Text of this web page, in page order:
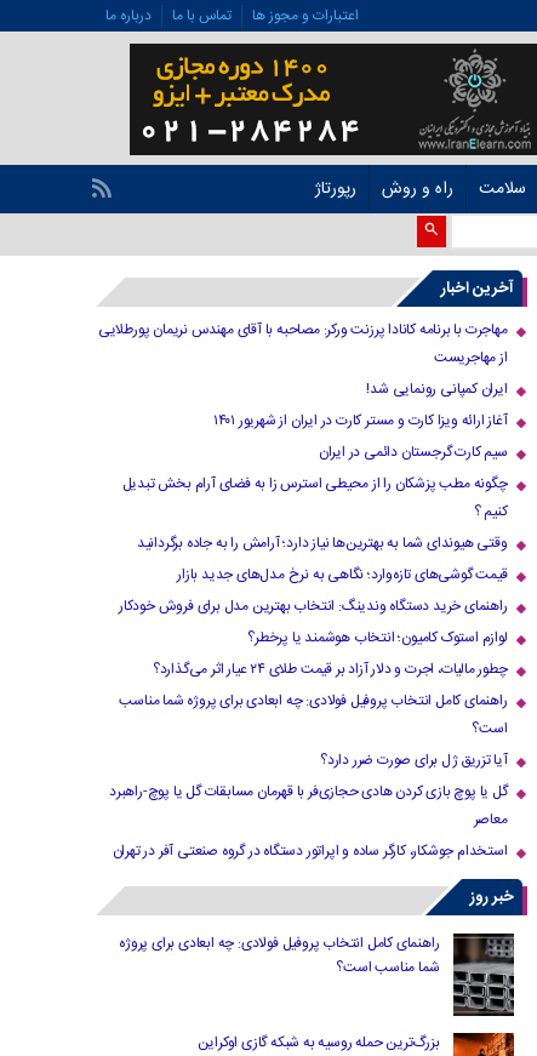
اعتبارات و مجوز ها تماس با ما درباره ما
سلامت راه و روش رپورتاژ
آخرین اخبار
مهاجرت با برنامه کانادا پرزنت ورکر: مصاحبه با آقای مهندس نریمان پورطلایی
از مهاجریست
ایران کمپانی رونمایی شد!
آغاز ارائه ویزا کارت و مستر کارت در ایران از شهریور ۱۴۰۱
سیم کارت گرجستان دائمی در ایران
چگونه مطب پزشکان را از محیطی استرس زا به فضای آرام بخش تبدیل
کنیم ؟
وقتی هیوندای شما به بهترین‌ها نیاز دارد؛ آرامش را به جاده برگردانید
قیمت گوشی‌های تازه‌وارد؛ نگاهی به نرخ مدل‌های جدید بازار
راهنمای خرید دستگاه وندینگ: انتخاب بهترین مدل برای فروش خودکار
لوازم استوک کامیون؛ انتخاب هوشمند یا پرخطر؟
چطور مالیات، اجرت و دلار آزاد بر قیمت طلای ۲۴ عیار اثر می‌گذارد؟
راهنمای کامل انتخاب پروفیل فولادی: چه ابعادی برای پروژه شما مناسب
است؟
آیا تزریق ژل برای صورت ضرر دارد​؟
گل یا پوچ بازی کردن هادی حجازی‌فر با قهرمان مسابقات گل یا پوچ-راهبرد
معاصر
استخدام جوشکار، کارگر ساده و اپراتور دستگاه در گروه صنعتی آفر در تهران
خبر روز
راهنمای کامل انتخاب پروفیل فولادی: چه ابعادی برای پروژه
شما مناسب است؟
بزرگ‌ترین حمله روسیه به شبکه گازی اوکراین